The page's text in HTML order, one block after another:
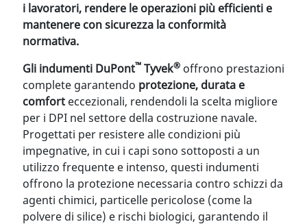
i lavoratori, rendere le operazioni più efficienti e
mantenere con sicurezza la conformità
normativa.
Gli indumenti DuPont™ Tyvek® offrono prestazioni
complete garantendo protezione, durata e
comfort eccezionali, rendendoli la scelta migliore
per i DPI nel settore della costruzione navale.
Progettati per resistere alle condizioni più
impegnative, in cui i capi sono sottoposti a un
utilizzo frequente e intenso, questi indumenti
offrono la protezione necessaria contro schizzi da
agenti chimici, particelle pericolose (come la
polvere di silice) e rischi biologici, garantendo il